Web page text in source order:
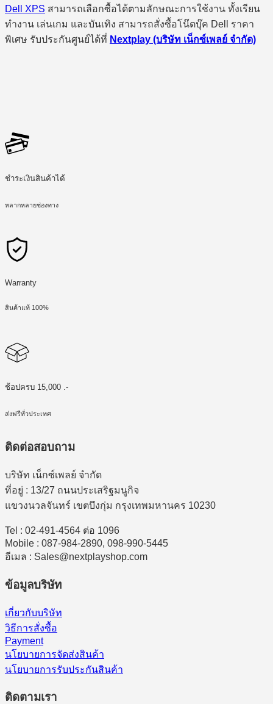
Dell XPS สามารถเลือกซื้อได้ตามลักษณะการใช้งาน ทั้งเรียน
ทำงาน เล่นเกม และบันเทิง สามารถสั่งซื้อโน๊ตบุ๊ค Dell ราคา
พิเศษ รับประกันศูนย์ได้ที่ Nextplay (บริษัท เน็กซ์เพลย์ จำกัด)
ชำระเงินสินค้าได้
หลากหลายช่องทาง
Warranty
สินค้าแท้ 100%
ช้อปครบ 15,000 .-
ส่งฟรีทั่วประเทศ
ติดต่อสอบถาม
บริษัท เน็กซ์เพลย์ จำกัด
ที่อยู่ : 13/27 ถนนประเสริฐมนูกิจ
แขวงนวลจันทร์ เขตบึงกุ่ม กรุงเทพมหานคร 10230
Tel : 02-491-4564 ต่อ 1096
Mobile : 087-984-2890, 098-990-5445
อีเมล : Sales@nextplayshop.com
ข้อมูลบริษัท
เกี่ยวกับบริษัท
วิธีการสั่งซื้อ
Payment
นโยบายการจัดส่งสินค้า
นโยบายการรับประกันสินค้า
ติดตามเรา